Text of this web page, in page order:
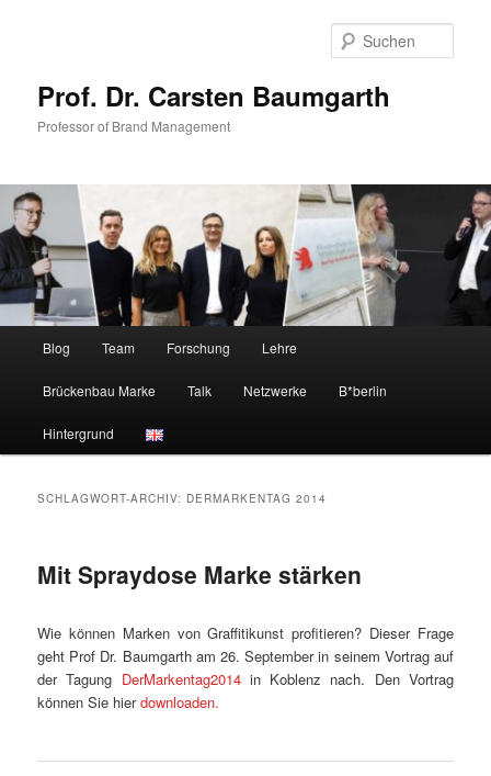
Prof. Dr. Carsten Baumgarth
Professor of Brand Management
Blog Team Forschung Lehre
Brückenbau Marke Talk Netzwerke B*berlin
Hintergrund
SCHLAGWORT-ARCHIV: DERMARKENTAG 2014
Mit Spraydose Marke stärken
Wie können Marken von Graffitikunst profitieren? Dieser Frage
geht Prof Dr. Baumgarth am 26. September in seinem Vortrag auf
der Tagung DerMarkentag2014in Koblenz nach. Den Vortrag
können Sie hierdownloaden.